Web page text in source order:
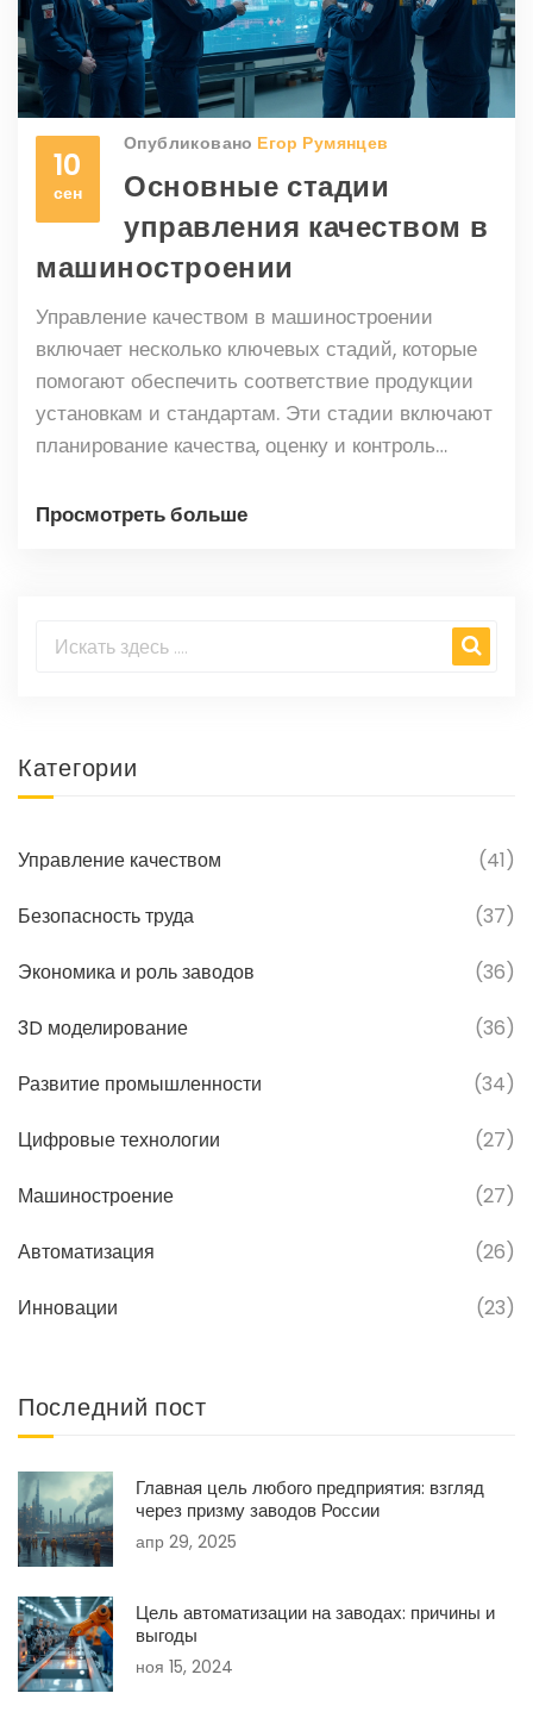
10
сен
Опубликовано Егор Румянцев
Основные стадии
управления качеством в
машиностроении
Управление качеством в машиностроении
включает несколько ключевых стадий, которые
помогают обеспечить соответствие продукции
установкам и стандартам. Эти стадии включают
планирование качества, оценку и контроль
совершенствование. Разберемся, как каждая из
машиностроении. Правильное управление
Просмотреть больше
Категории
Управление качеством (41)
Безопасность труда (37)
Экономика и роль заводов (36)
3D моделирование (36)
Развитие промышленности (34)
Цифровые технологии (27)
Машиностроение (27)
Автоматизация (26)
Инновации (23)
Последний пост
Главная цель любого предприятия: взгляд
через призму заводов России
апр 29, 2025
Цель автоматизации на заводах: причины и
выгоды
ноя 15, 2024